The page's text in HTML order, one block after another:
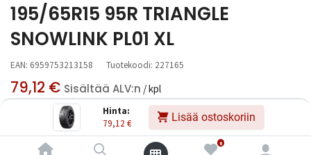
Hinta:
79,12 € Lisää ostoskoriin
0
195/65R15 95R TRIANGLE
SNOWLINK PL01 XL
EAN: 6959753213158 Tuotekoodi: 227165
79,12 € Sisältää ALV:n / kpl
Toimittajilla (kotimaa):
Saatavilla
Toimitusaika:
3 arkipäivää